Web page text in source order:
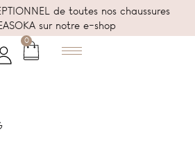
de toutes nos chaussures
sur notre e-shop
0